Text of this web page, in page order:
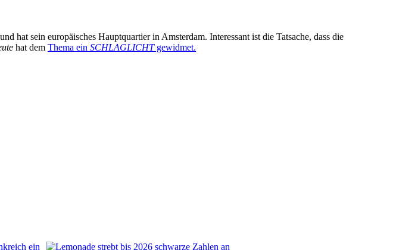
sein europäisches Hauptquartier in Amsterdam. Interessant ist die Tatsache, dass die
hat dem Thema ein SCHLAGLICHTgewidmet.